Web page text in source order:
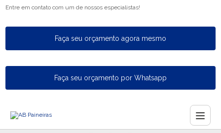
Entre em contato com um de nossos especialistas!
Faça seu orçamento agora mesmo
Faça seu orçamento por Whatsapp